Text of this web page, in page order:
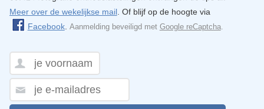
Meer over de wekelijkse mail. Of blijf op de hoogte via
Facebook. Aanmelding beveiligd met Google reCaptcha.